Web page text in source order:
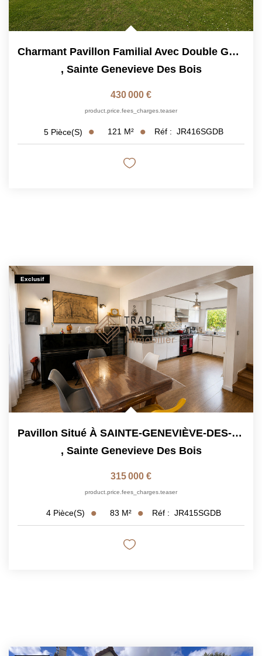
Charmant Pavillon Familial Avec Double Garage Et Beaux...
, Sainte Genevieve Des Bois
430 000 €
product.price.fees_charges.teaser
5 Pièce(s) 121 M² Réf : JR416SGDB
Exclusif
Pavillon Situé À SAINTE-GENEVIÈVE-DES-BOIS, À Deux Pas De...
, Sainte Genevieve Des Bois
315 000 €
product.price.fees_charges.teaser
4 Pièce(s) 83 M² Réf : JR415SGDB